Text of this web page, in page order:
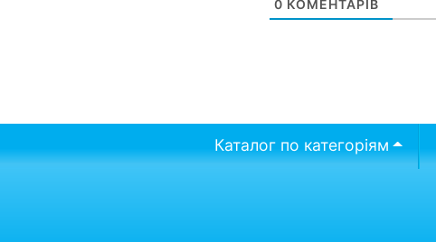
0 КОМЕНТАРІВ
Каталог по категоріям